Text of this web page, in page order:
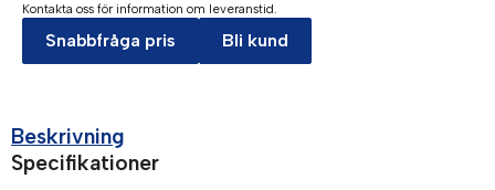
Kontakta oss för information om leveranstid.
Snabbfråga pris Bli kund
Beskrivning
Specifikationer